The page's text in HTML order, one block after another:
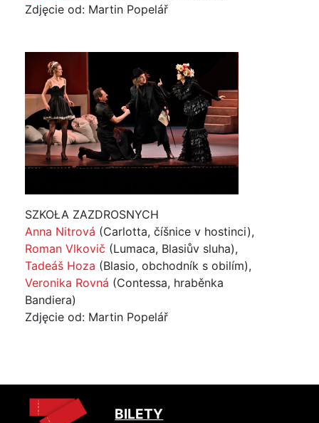
Zdjęcie od: Martin Popelář
SZKOŁA ZAZDROSNYCH
Anna Nitrová (Carlotta, číšnice v hostinci),
Roman Vlkovič (Lumaca, Blasiův sluha),
Tadeáš Hoza (Blasio, obchodník s obilím),
Veronika Rovná (Contessa, hraběnka
Bandiera)
Zdjęcie od: Martin Popelář
BILETY